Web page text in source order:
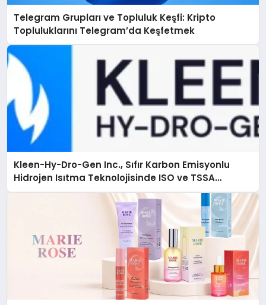
Telegram Grupları ve Topluluk Keşfi: Kripto
Topluluklarını Telegram’da Keşfetmek
Kleen-Hy-Dro-Gen Inc., Sıfır Karbon Emisyonlu
Hidrojen Isıtma Teknolojisinde ISO ve TSSA
Düzenleyici Onaylarını Aldı